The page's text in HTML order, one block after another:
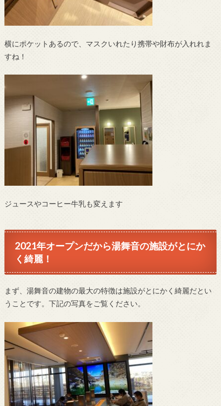
横にポケットあるので、マスクいれたり携帯や財布が入れれま
すね！
ジュースやコーヒー牛乳も変えます
2021年オープンだから湯舞音の施設がとにか
く綺麗！
まず、湯舞音の建物の最大の特徴は施設がとにかく綺麗だとい
うことです。下記の写真をご覧ください。